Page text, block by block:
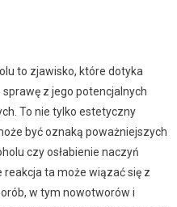
to zjawisko, które dotyka
z jego potencjalnych
To nie tylko estetyczny
być oznaką poważniejszych
czy osłabienie naczyń
ta może wiązać się z
w tym nowotworów i